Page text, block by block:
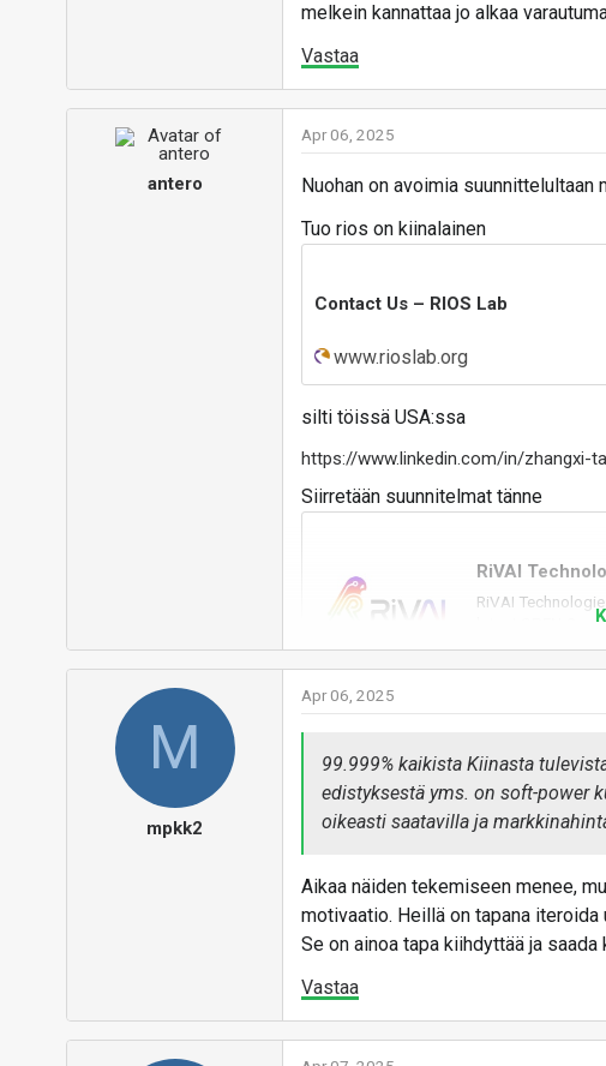
melkein kannattaa jo alkaa
Vastaa
antero
Apr 06, 2025
Nuohan on avoimia
Tuo rios on kiinalainen
Contact Us – RIOS Lab
www.rioslab.org
silti töissä USA:ssa
https://www.linkedin.com/in/zhangxi-
Siirretään suunnitelmat tänne
RiVAI
RiVAI
latest OPEN-
Ei ainakaan peitellä että tarkoitus on
Mitään muuta kongreettista tuolla ei
edit.
taitaa olla että joku on saanu tuon
ilmisesti sama perus suunnittelu
Codasip
M
mpkk2
Apr 06, 2025
99.999% kaikista Kiinasta
edistyksestä yms. on soft-power
oikeasti saatavilla ja
Aikaa näiden tekemiseen menee,
motivaatio. Heillä on tapana
Se on ainoa tapa kiihdyttää ja
Vastaa